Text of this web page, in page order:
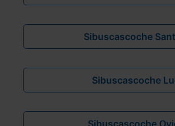
Sibuscascoche
Sibuscascoche